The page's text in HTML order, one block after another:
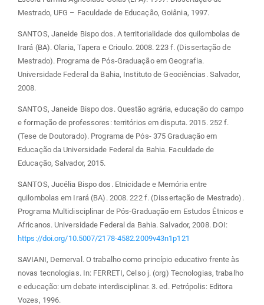
Mestrado, UFG – Faculdade de Educação, Goiânia, 1997.
SANTOS, Janeide Bispo dos. A territorialidade dos quilombolas de
Irará (BA). Olaria, Tapera e Crioulo. 2008. 223 f. (Dissertação de
Mestrado). Programa de Pós-Graduação em Geografia.
Universidade Federal da Bahia, Instituto de Geociências. Salvador,
2008.
SANTOS, Janeide Bispo dos. Questão agrária, educação do campo
e formação de professores: territórios em disputa. 2015. 252 f.
(Tese de Doutorado). Programa de Pós- 375 Graduação em
Educação da Universidade Federal da Bahia. Faculdade de
Educação, Salvador, 2015.
SANTOS, Jucélia Bispo dos. Etnicidade e Memória entre
quilombolas em Irará (BA). 2008. 222 f. (Dissertação de Mestrado).
Programa Multidisciplinar de Pós-Graduação em Estudos Étnicos e
Africanos. Universidade Federal da Bahia. Salvador, 2008. DOI:
https://doi.org/10.5007/2178-4582.2009v43n1p121
SAVIANI, Demerval. O trabalho como princípio educativo frente às
novas tecnologias. In: FERRETI, Celso j. (org) Tecnologias, trabalho
e educação: um debate interdisciplinar. 3. ed. Petrópolis: Editora
Vozes, 1996.